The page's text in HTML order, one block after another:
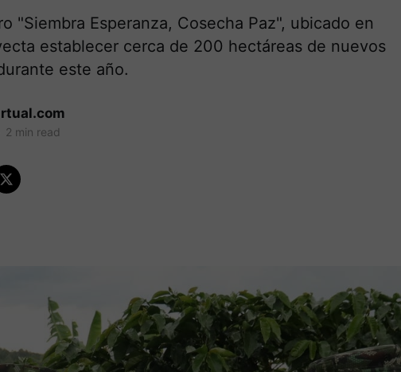
"Siembra Esperanza, Cosecha Paz", ubicado en
establecer cerca de 200 hectáreas de nuevos
este año.
2 min read